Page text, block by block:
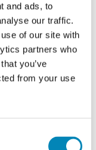
and ads, to
our traffic.
of our site with
partners who
you’ve
from your use